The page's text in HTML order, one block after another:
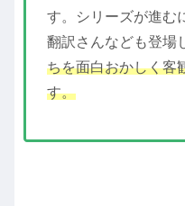
す。シリーズが進む
翻訳さんなども登場
ちを面白おかしく客
す。